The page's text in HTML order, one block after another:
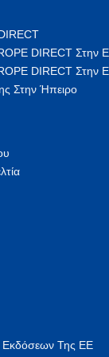
DIRECT Στην
DIRECT Στην
Στην Ήπειρο
Εκδόσεων Της ΕΕ